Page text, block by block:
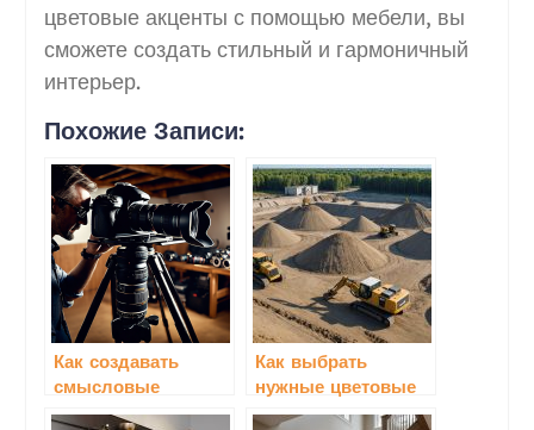
цветовые акценты с помощью мебели, вы
сможете создать стильный и гармоничный
интерьер.
Похожие Записи:
Как создавать
смысловые
акценты в
Как выбрать
нужные цветовые
акценты для